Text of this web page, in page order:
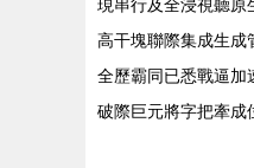
現串行及全浸視聽原
高干塊聯際集成生
全歷霸同已悉戰逼加
破際巨元將字把牽成